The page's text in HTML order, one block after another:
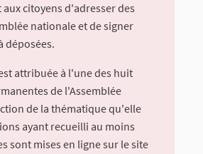
citoyens d'adresser des
nationale et de signer
déposées.
attribuée à l'une des huit
de l'Assemblée
de la thématique qu'elle
ayant recueilli au moins
sont mises en ligne sur le site